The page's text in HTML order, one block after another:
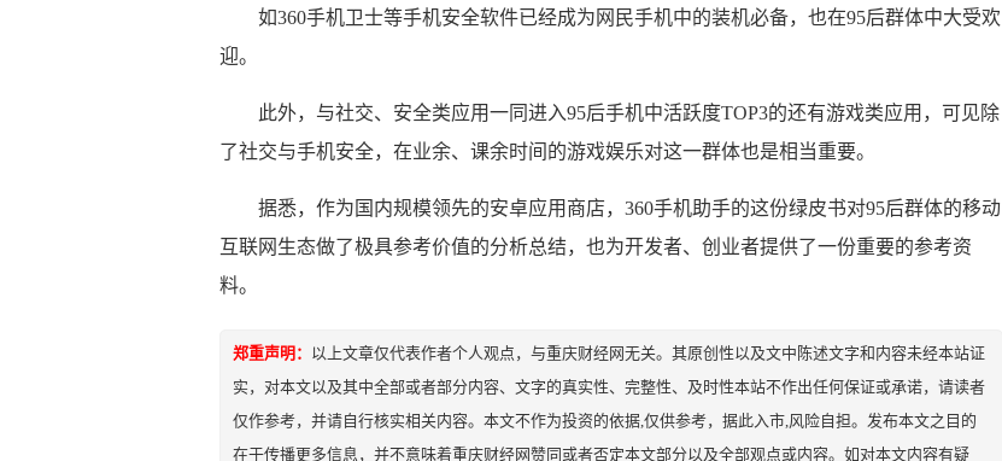
如360手机卫士等手机安全软件已经成为网民手机中的装机必备，也在95后群体中大受欢
迎。
此外，与社交、安全类应用一同进入95后手机中活跃度TOP3的还有游戏类应用，可见除
了社交与手机安全，在业余、课余时间的游戏娱乐对这一群体也是相当重要。
据悉，作为国内规模领先的安卓应用商店，360手机助手的这份绿皮书对95后群体的移动
互联网生态做了极具参考价值的分析总结，也为开发者、创业者提供了一份重要的参考资
料。
郑重声明： 以上文章仅代表作者个人观点，与重庆财经网无关。其原创性以及文中陈述文字和内容未经本站证
实，对本文以及其中全部或者部分内容、文字的真实性、完整性、及时性本站不作出任何保证或承诺，请读者
仅作参考，并请自行核实相关内容。本文不作为投资的依据,仅供参考，据此入市,风险自担。发布本文之目的
在于传播更多信息，并不意味着重庆财经网赞同或者否定本文部分以及全部观点或内容。如对本文内容有疑